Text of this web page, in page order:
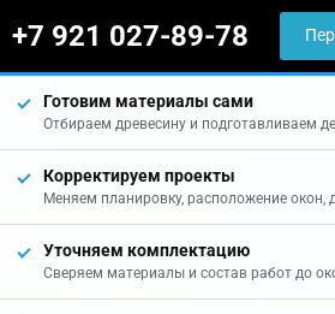
+7 921 027-89-78
Готовим материалы сами
Отбираем древесину и подготавливаем
Корректируем проекты
Меняем планировку, расположение окон,
Уточняем комплектацию
Сверяем материалы и состав работ до